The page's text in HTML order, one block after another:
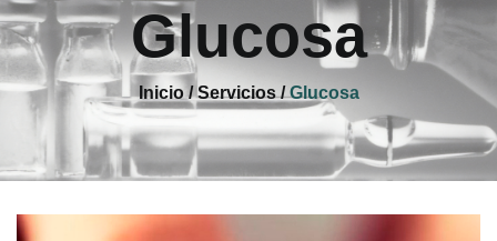
Glucosa
Inicio / Servicios /Glucosa